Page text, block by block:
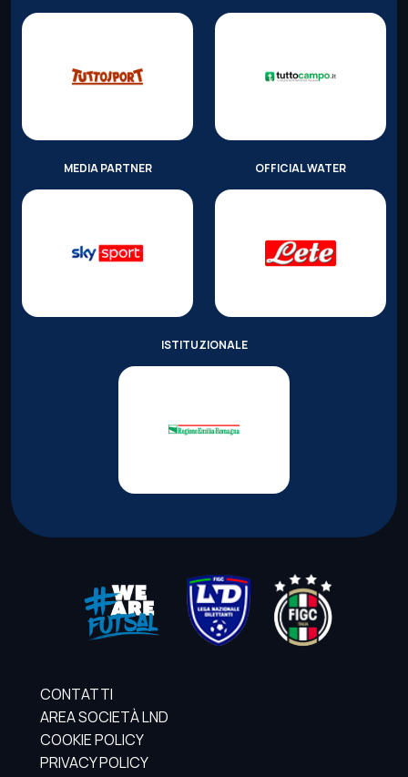
MEDIA PARTNER OFFICIAL WATER
ISTITUZIONALE
CONTATTI
AREA SOCIETÀ LND
COOKIE POLICY
PRIVACY POLICY